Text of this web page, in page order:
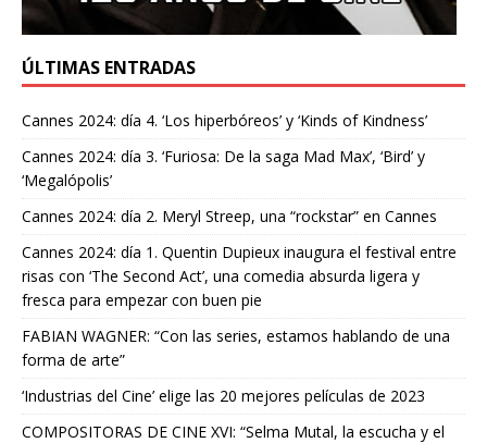
ÚLTIMAS ENTRADAS
Cannes 2024: día 4. ‘Los hiperbóreos’ y ‘Kinds of Kindness’
Cannes 2024: día 3. ‘Furiosa: De la saga Mad Max’, ‘Bird’ y
‘Megalópolis’
Cannes 2024: día 2. Meryl Streep, una “rockstar” en Cannes
Cannes 2024: día 1. Quentin Dupieux inaugura el festival entre
risas con ‘The Second Act’, una comedia absurda ligera y
fresca para empezar con buen pie
FABIAN WAGNER: “Con las series, estamos hablando de una
forma de arte”
‘Industrias del Cine’ elige las 20 mejores películas de 2023
COMPOSITORAS DE CINE XVI: “Selma Mutal, la escucha y el